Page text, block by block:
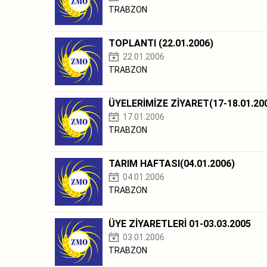
TRABZON
TOPLANTI (22.01.2006)
22.01.2006
TRABZON
ÜYELERİMİZE ZİYARET(17-
17.01.2006
TRABZON
TARIM HAFTASI(04.01.2006)
04.01.2006
TRABZON
ÜYE ZİYARETLERİ 01-03.03.2005
03.01.2006
TRABZON